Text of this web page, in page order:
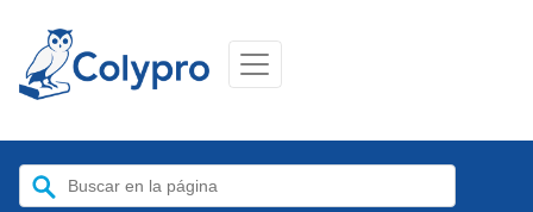
Buscar: